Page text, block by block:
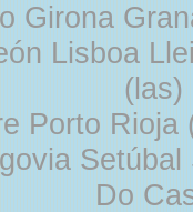
Girona
Lisboa
Porto
Do